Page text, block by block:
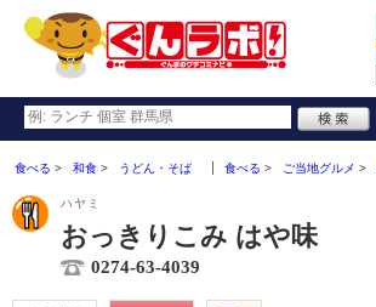
食べる 和食 うどん・そば 食べる ご当地グルメ
ハヤミ
おっきりこみ はや味
0274-63-4039